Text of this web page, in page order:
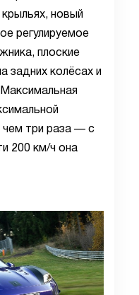
новый
регулируемое
плоские
задних колёсах и
чем три раза — с
200 км/ч она